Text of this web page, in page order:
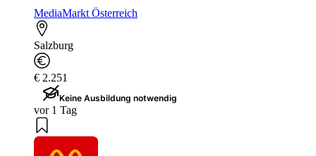
MediaMarkt Österreich
Salzburg
€ 2.251
Keine Ausbildung notwendig
vor 1 Tag